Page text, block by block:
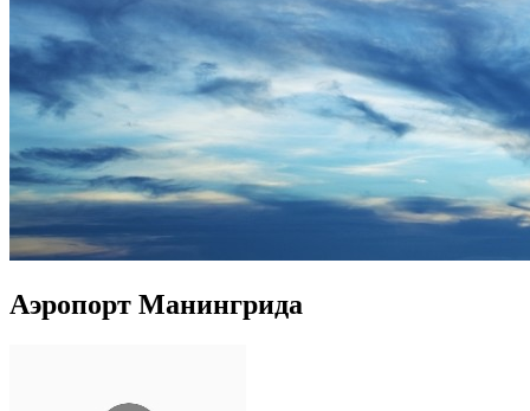
Аэропорт Манингрида